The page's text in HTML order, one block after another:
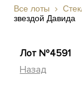
Все лоты
звездой Давида
Лот №4591
Назад